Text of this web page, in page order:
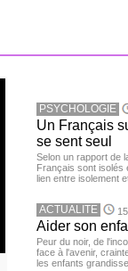
PSYCHOLOGIE
Un Français
se sent seul
Selon un rapport de
Français sont isolés
lien entre isolement
ACTUALITE
Aider son
Peur du noir, de
face à l'avenir,
les enfants